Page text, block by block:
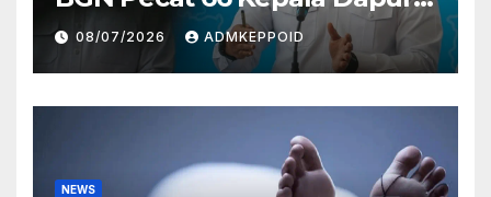
MBG dan Ungkap Alasannya
08/07/2026 ADMKEPPOID
NEWS